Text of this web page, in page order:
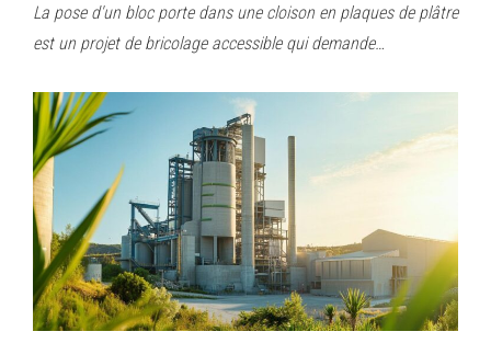
La pose d'un bloc porte dans une cloison en plaques de plâtre
est un projet de bricolage accessible qui demande…